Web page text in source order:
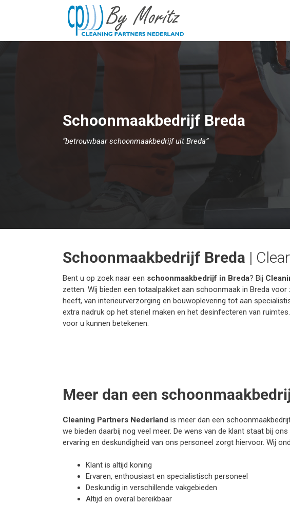
inhoud
Schoonmaakbedrijf Breda
“betrouwbaar schoonmaakbedrijf uit Breda”
Schoonmaakbedrijf Breda |
Bent u op zoek naar een schoonmaakbedrijf in Breda? Bij
zetten. Wij bieden een totaalpakket aan schoonmaak in Breda
heeft, van interieurverzorging en bouwoplevering tot aan
extra nadruk op het steriel maken en het desinfecteren van
voor u kunnen betekenen.
Meer dan een
Cleaning Partners Nederland is meer dan een
we bieden daarbij nog veel meer. De wens van de klant staat bij
ervaring en deskundigheid van ons personeel zorgt hiervoor. Wij
Klant is altijd koning
Ervaren, enthousiast en specialistisch personeel
Deskundig in verschillende vakgebieden
Altijd en overal bereikbaar